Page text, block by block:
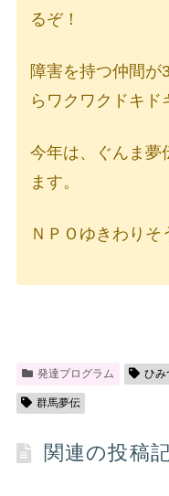
るぞ！
障害を持つ仲間が
らワクワクドキド
今年は、ぐんま夢
ます。
ＮＰＯゆきわり
発達プログラム ひみ
群馬夢伝
関連の投稿